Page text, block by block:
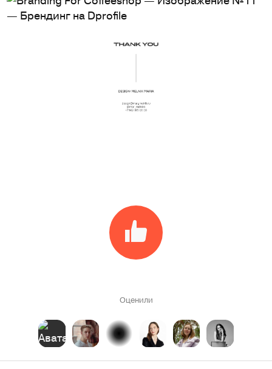
Оценили